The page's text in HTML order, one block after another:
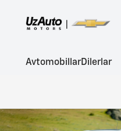
AvtomobillarDilerlar